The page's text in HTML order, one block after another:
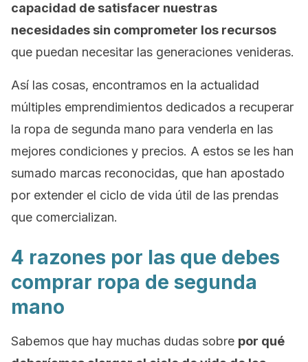
capacidad de satisfacer nuestras
necesidades sin comprometer los recursos
que puedan necesitar las generaciones venideras.
Así las cosas, encontramos en la actualidad
múltiples emprendimientos dedicados a recuperar
la ropa de segunda mano para venderla en las
mejores condiciones y precios. A estos se les han
sumado marcas reconocidas, que han apostado
por extender el ciclo de vida útil de las prendas
que comercializan.
4 razones por las que debes
comprar ropa de segunda
mano
Sabemos que hay muchas dudas sobre por qué